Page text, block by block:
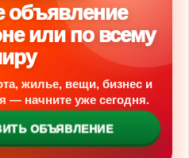
объявление
или по всему
жилье, вещи, бизнес и
— начните уже сегодня.
ОБЪЯВЛЕНИЕ